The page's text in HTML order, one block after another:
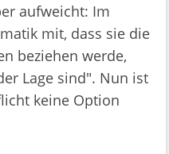
aufweicht: Im
mit, dass sie die
beziehen werde,
Lage sind". Nun ist
keine Option